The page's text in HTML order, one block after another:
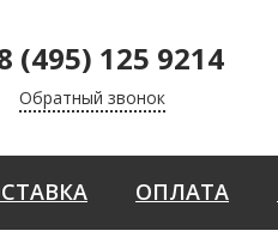
(495) 125 9214
Обратный звонок
ОПЛАТА